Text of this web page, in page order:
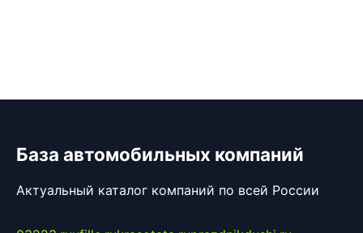
База автомобильных компаний
Актуальный каталог компаний по всей России